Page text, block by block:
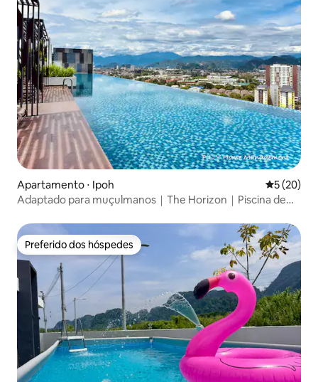
Apartamento ⋅ Ipoh 5 de uma
5 (20)
Adaptado para muçulmanos｜The Horizon｜Piscina de
Preferido dos hóspedes
Preferido dos hóspedes